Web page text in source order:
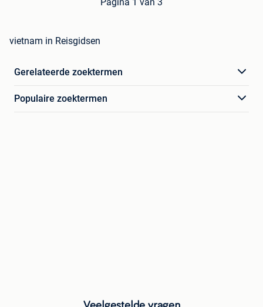
vietnam in Reisgidsen
Gerelateerde zoektermen
Populaire zoektermen